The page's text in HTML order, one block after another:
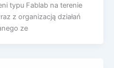
typu Fablab na terenie
z organizacją działań
ze